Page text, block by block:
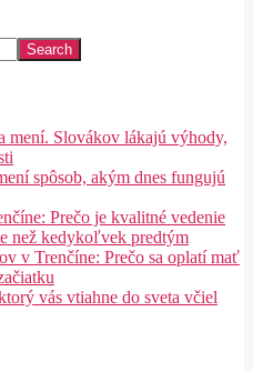
mení. Slovákov lákajú výhody,
spôsob, akým dnes fungujú
Prečo je kvalitné vedenie
než kedykoľvek predtým
v Trenčíne: Prečo sa oplatí mať
vás vtiahne do sveta včiel